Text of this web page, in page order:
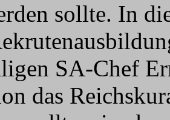
sollte. In
SA-Chef
das